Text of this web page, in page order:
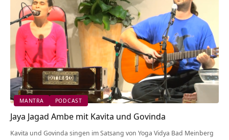
MANTRA PODCAST
Jaya Jagad Ambe mit Kavita und Govinda
Kavita und Govinda singen im Satsang von Yoga Vidya Bad Meinberg